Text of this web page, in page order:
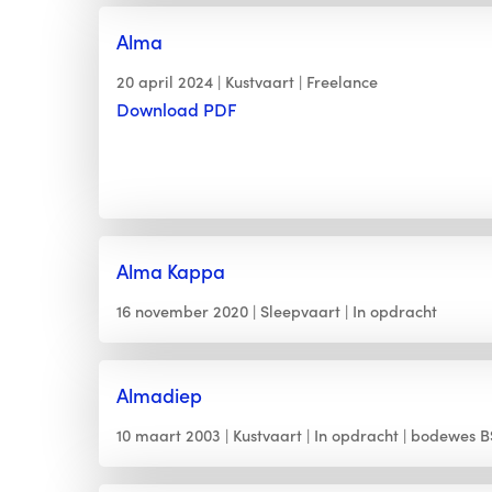
Alma
20 april 2024 Kustvaart Freelance
Download PDF
Alma Kappa
16 november 2020 Sleepvaart In opdracht
Almadiep
10 maart 2003 Kustvaart In opdracht bodewes